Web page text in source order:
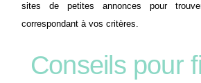
sites de petites annonces pour
correspondant à vos critères.
Conseils pour